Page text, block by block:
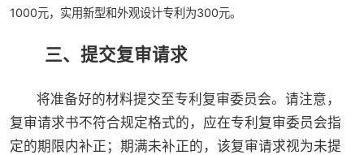
1000元，实用新型和外观设计专利为300元。
三、提交复审请求
将准备好的材料提交至专利复审委员会。请注意，
复审请求书不符合规定格式的，应在专利复审委员会指
定的期限内补正；期满未补正的，该复审请求视为未提